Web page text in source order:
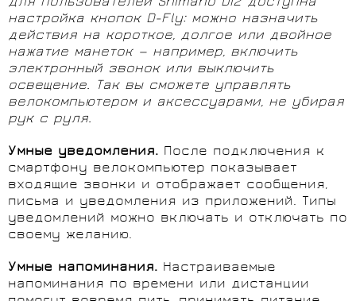
настройка кнопок D-Fly: можно назначить
действия на короткое, долгое или двойное
нажатие манеток — например, включить
электронный звонок или выключить
освещение. Так вы сможете управлять
велокомпьютером и аксессуарами, не убирая
рук с руля.
Умные уведомления. После подключения к
смартфону велокомпьютер показывает
входящие звонки и отображает сообщения,
письма и уведомления из приложений. Типы
уведомлений можно включать и отключать по
своему желанию.
Умные напоминания. Настраиваемые
напоминания по времени или дистанции